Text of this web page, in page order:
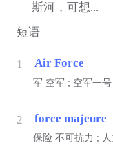
斯河，可想...
短语
1 Air Force
军 空军 ; 空军一
2 force majeure
保险 不可抗力 ;